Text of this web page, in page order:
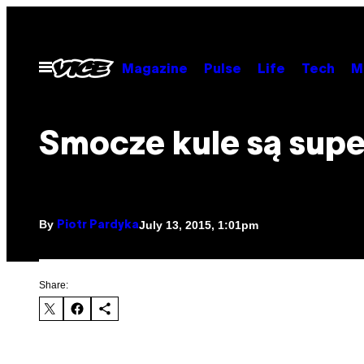
contentOpen
Menu
Magazine Pulse Life Tech
Smocze kule są
By Piotr PardykaJuly 13, 2015, 1:01pm
Share: